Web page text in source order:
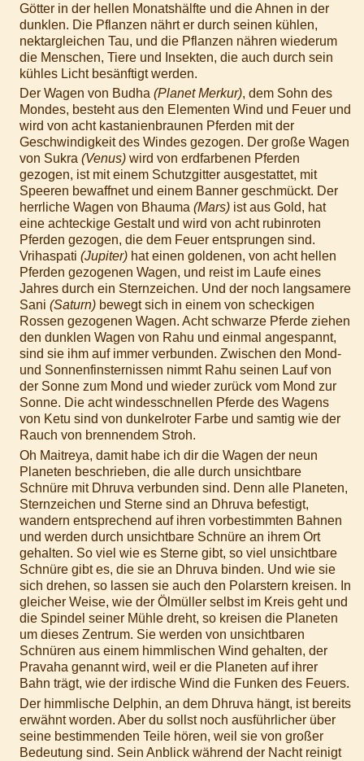
Götter in der hellen Monatshälfte und die Ahnen in der
dunklen. Die Pflanzen nährt er durch seinen kühlen,
nektargleichen Tau, und die Pflanzen nähren wiederum
die Menschen, Tiere und Insekten, die auch durch sein
kühles Licht besänftigt werden.
Der Wagen von Budha (Planet Merkur), dem Sohn des
Mondes, besteht aus den Elementen Wind und Feuer und
wird von acht kastanienbraunen Pferden mit der
Geschwindigkeit des Windes gezogen. Der große Wagen
von Sukra (Venus) wird von erdfarbenen Pferden
gezogen, ist mit einem Schutzgitter ausgestattet, mit
Speeren bewaffnet und einem Banner geschmückt. Der
herrliche Wagen von Bhauma (Mars) ist aus Gold, hat
eine achteckige Gestalt und wird von acht rubinroten
Pferden gezogen, die dem Feuer entsprungen sind.
Vrihaspati (Jupiter) hat einen goldenen, von acht hellen
Pferden gezogenen Wagen, und reist im Laufe eines
Jahres durch ein Sternzeichen. Und der noch langsamere
Sani (Saturn) bewegt sich in einem von scheckigen
Rossen gezogenen Wagen. Acht schwarze Pferde ziehen
den dunklen Wagen von Rahu und einmal angespannt,
sind sie ihm auf immer verbunden. Zwischen den Mond-
und Sonnenfinsternissen nimmt Rahu seinen Lauf von
der Sonne zum Mond und wieder zurück vom Mond zur
Sonne. Die acht windesschnellen Pferde des Wagens
von Ketu sind von dunkelroter Farbe und samtig wie der
Rauch von brennendem Stroh.
Oh Maitreya, damit habe ich dir die Wagen der neun
Planeten beschrieben, die alle durch unsichtbare
Schnüre mit Dhruva verbunden sind. Denn alle Planeten,
Sternzeichen und Sterne sind an Dhruva befestigt,
wandern entsprechend auf ihren vorbestimmten Bahnen
und werden durch unsichtbare Schnüre an ihrem Ort
gehalten. So viel wie es Sterne gibt, so viel unsichtbare
Schnüre gibt es, die sie an Dhruva binden. Und wie sie
sich drehen, so lassen sie auch den Polarstern kreisen. In
gleicher Weise, wie der Ölmüller selbst im Kreis geht und
die Spindel seiner Mühle dreht, so kreisen die Planeten
um dieses Zentrum. Sie werden von unsichtbaren
Schnüren aus einem himmlischen Wind gehalten, der
Pravaha genannt wird, weil er die Planeten auf ihrer
Bahn trägt, wie der irdische Wind die Funken des Feuers.
Der himmlische Delphin, an dem Dhruva hängt, ist bereits
erwähnt worden. Aber du sollst noch ausführlicher über
seine bestimmenden Teile hören, weil sie von großer
Bedeutung sind. Sein Anblick während der Nacht reinigt